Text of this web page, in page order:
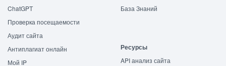
ChatGPT
Проверка посещаемости
Аудит сайта
Антиплагиат онлайн
Мой IP
База Знаний
Ресурсы
API анализ сайта